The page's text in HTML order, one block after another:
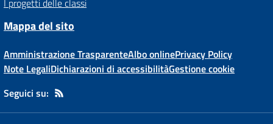
I progetti delle classi
Mappa del sito
Amministrazione TrasparenteAlbo onlinePrivacy Policy
Note LegaliDichiarazioni di accessibilitàGestione cookie
Seguici su: